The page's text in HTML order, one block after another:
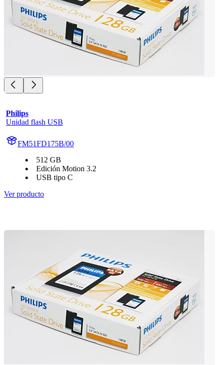
Philips
Unidad flash USB
FM51FD175B/00
512 GB
Edición Motion 3.2
USB tipo C
Ver producto